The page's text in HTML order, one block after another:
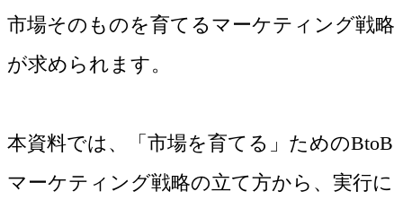
市場そのものを育てるマーケティング戦略
が求められます。
本資料では、「市場を育てる」ためのBtoB
マーケティング戦略の立て方から、実行に